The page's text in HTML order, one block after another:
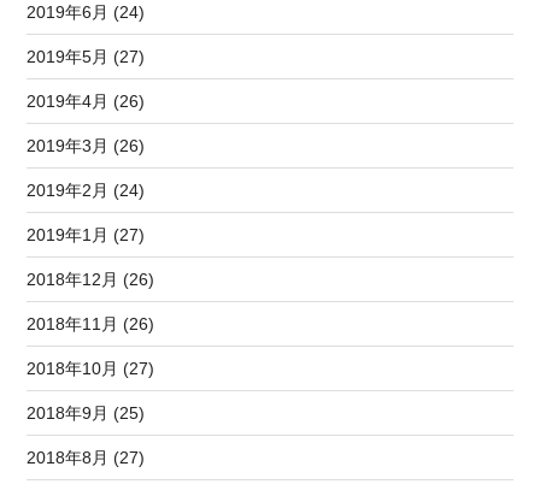
2019年6月 (24)
2019年5月 (27)
2019年4月 (26)
2019年3月 (26)
2019年2月 (24)
2019年1月 (27)
2018年12月 (26)
2018年11月 (26)
2018年10月 (27)
2018年9月 (25)
2018年8月 (27)